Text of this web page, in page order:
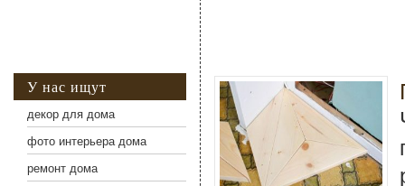
У нас ищут
декор для дома
фото интерьера дома
ремонт дома